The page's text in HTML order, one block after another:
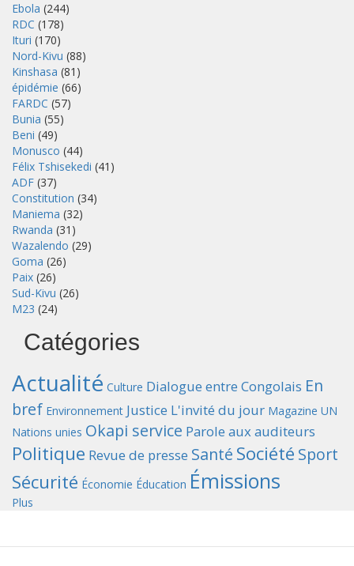
Ebola (244)
RDC (178)
Ituri (170)
Nord-Kivu (88)
Kinshasa (81)
épidémie (66)
FARDC (57)
Bunia (55)
Beni (49)
Monusco (44)
Félix Tshisekedi (41)
ADF (37)
Constitution (34)
Maniema (32)
Rwanda (31)
Wazalendo (29)
Goma (26)
Paix (26)
Sud-Kivu (26)
M23 (24)
Catégories
Actualité Culture Dialogue entre Congolais En
bref Environnement Justice L'invité du jour Magazine UN
Nations unies Okapi service Parole aux auditeurs
Politique Revue de presse Santé Société Sport
Sécurité Économie Éducation Émissions
Plus